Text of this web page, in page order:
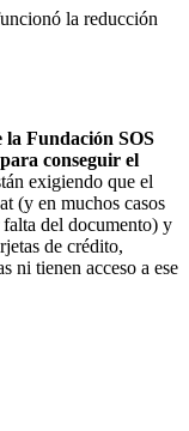
la reducción
Fundación SOS
conseguir el
exigiendo que el
(y en muchos casos
falta del documento) y
de crédito,
ni tienen acceso a ese